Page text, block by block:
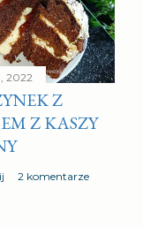
2022
Z
Z KASZY
2 komentarze